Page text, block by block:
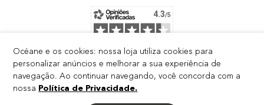
Océane e os cookies: nossa loja utiliza cookies para
personalizar anúncios e melhorar a sua experiência de
navegação. Ao continuar navegando, você concorda com a
nossa Política de Privacidade.
RODOVIA DARLY SANTOS, 4000 - GALPAO VII AREA 01 DARLY
SANTOS - VILA VELHA - ES - CEP: 29103-300
CNPJ: 04.484.321/0007-55